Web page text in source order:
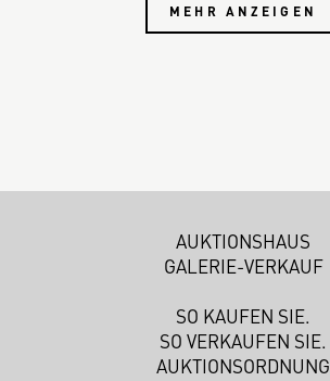
MEHR ANZEIGEN
AUKTIONSHAUS
GALERIE-VERKAUF
SO KAUFEN SIE.
SO VERKAUFEN SIE.
AUKTIONSORDNUNG